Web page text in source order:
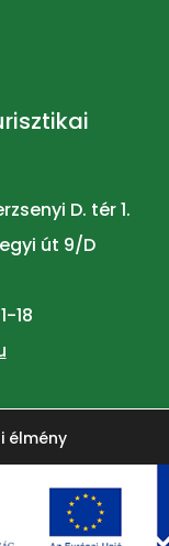
D. tér 1.
út 9/D
18
élmény
érdekében
oldalon lehet